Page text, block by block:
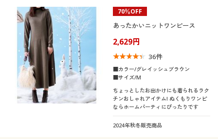
70％OFF
あったかいニットワンピース
2,629円
36件
■カラー/グレイッシュブラウン
■サイズ/M
ちょっとしたお出かけにも着られるラク
チンおしゃれアイテム! ぬくもりワンピ
ならホームパーティにぴったりです
2024年秋冬販売商品